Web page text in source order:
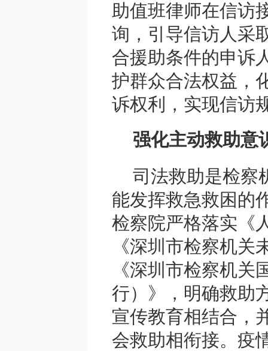
助值班律师在信访
询，引导信访人采
合援助条件的申诉
护群众合法权益，
诉权利，实现信访
强化主动救助意
司法救助是检察
能发挥救急救困的
检察院严格落实《
《深圳市检察机
《深圳市检察机
行）》，明确救助
宣传教育相结合，
会救助相衔接。疫